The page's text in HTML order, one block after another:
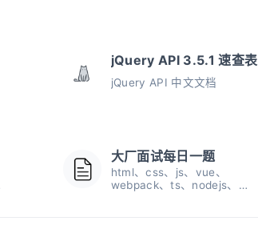
jQuery API 3.5.1 速查表
jQuery API 中文文档
大厂面试每日一题
html、css、js、vue、
webpack、ts、nodejs、